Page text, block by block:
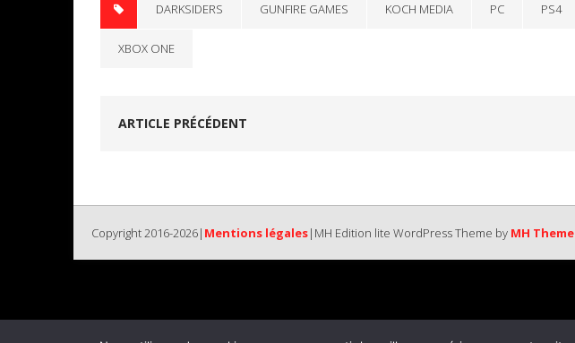
DARKSIDERS GUNFIRE GAMES KOCH MEDIA PC PS4
XBOX ONE
ARTICLE PRÉCÉDENT
Copyright 2016-2026| Mentions légales|MH Edition lite WordPress Theme by MH